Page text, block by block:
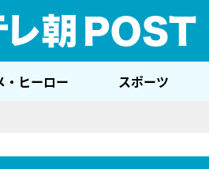
・ヒーロー スポーツ